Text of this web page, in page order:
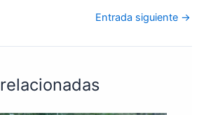
Entrada siguiente →